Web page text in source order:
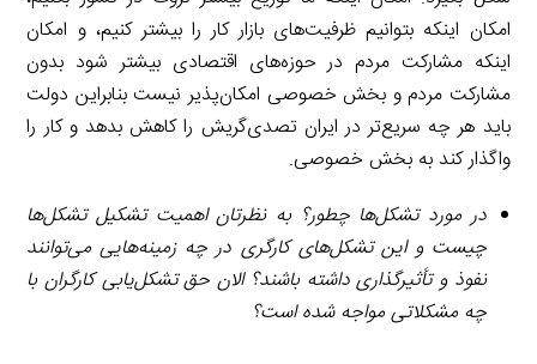
امکان اینکه بتوانیم ظرفیت‌های بازار کار را بیشتر کنیم، و امکان
اینکه مشارکت مردم در حوزه‌های اقتصادی بیشتر شود بدون
مشارکت مردم و بخش خصوصی امکان‌پذیر نیست بنابراین دولت
باید هر چه سریع‌تر در ایران تصدی‌گریش را کاهش بدهد و کار را
واگذار کند به بخش خصوصی.
در مورد تشکل‌ها چطور؟ به نظرتان اهمیت تشکیل تشکل‌ها
چیست و این تشکل‌های کارگری در چه زمینه‌هایی می‌توانند
نفوذ و تأثیرگذاری داشته باشند؟ الان حق تشکل‌یابی کارگران با
چه مشکلاتی مواجه شده است؟